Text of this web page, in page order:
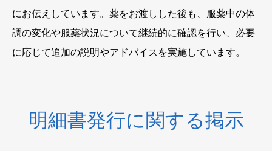
にお伝えしています。薬をお渡しした後も、服薬中の体
調の変化や服薬状況について継続的に確認を行い、必要
に応じて追加の説明やアドバイスを実施しています。
明細書発行に関する掲示